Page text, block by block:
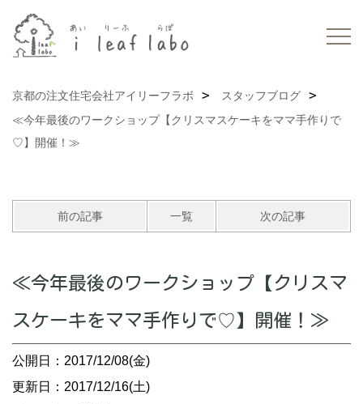
京都の注文住宅会社アイリーフラボ
スタッフブログ
≪今年最後のワークショップ【クリスマスケーキをママ手作りで
♡】開催！≫
前の記事 一覧 次の記事
≪今年最後のワークショップ【クリスマ
スケーキをママ手作りで♡】開催！≫
公開日：2017/12/08(金)
更新日：2017/12/16(土)